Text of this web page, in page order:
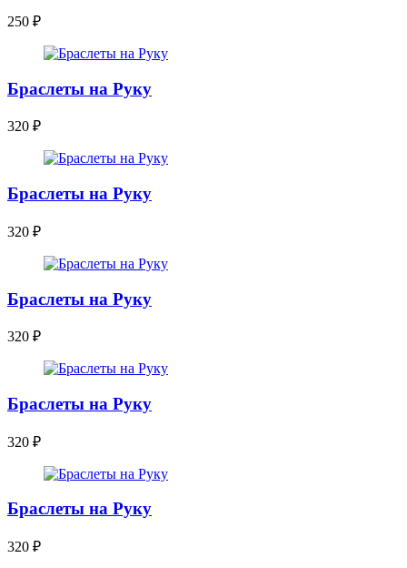
250 ₽
Браслеты на Руку
320 ₽
Браслеты на Руку
320 ₽
Браслеты на Руку
320 ₽
Браслеты на Руку
320 ₽
Браслеты на Руку
320 ₽